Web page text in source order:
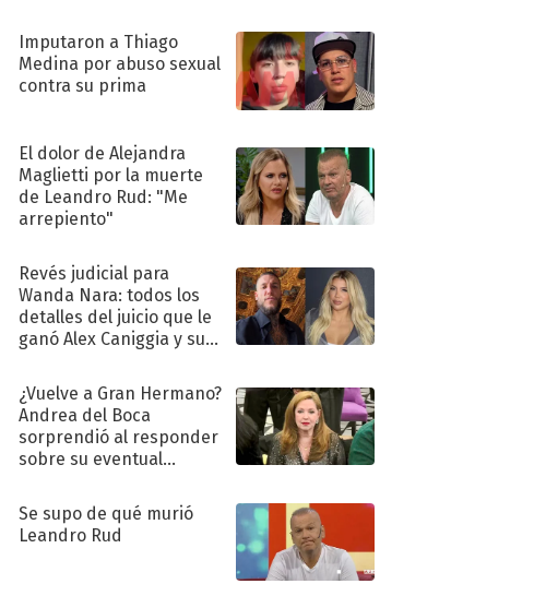
Imputaron a Thiago
Medina por abuso sexual
contra su prima
El dolor de Alejandra
Maglietti por la muerte
de Leandro Rud: "Me
arrepiento"
Revés judicial para
Wanda Nara: todos los
detalles del juicio que le
ganó Alex Caniggia y sus
¿Vuelve a Gran Hermano?
Andrea del Boca
sorprendió al responder
sobre su eventual
Se supo de qué murió
Leandro Rud